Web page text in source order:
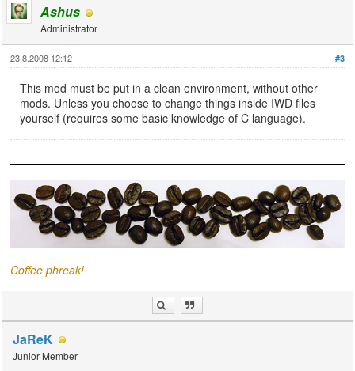
'maps/mp/gametypes/_menus.gsc', line 58)
Ashus
Administrator
#3
23.8.2008 12:12
This mod must be put in a clean environment, without other
mods. Unless you choose to change things inside IWD files
yourself (requires some basic knowledge of C language).
Coffee phreak!
JaReK
Junior Member